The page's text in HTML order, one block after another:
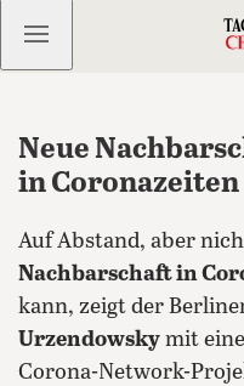
Kostenlos
Neue
in Coronazeiten
Auf Abstand, aber
Nachbarschaft in
kann, zeigt der
Urzendowsky mit
Corona-Network-